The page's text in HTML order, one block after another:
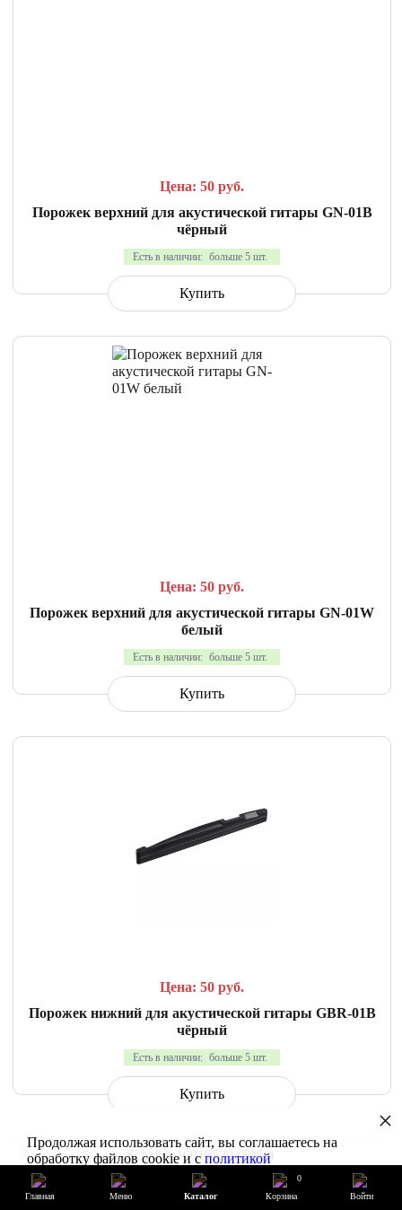
Цена: 50 руб.
Порожек верхний для акустической гитары GN-01B
чёрный
Есть в наличии: больше 5 шт.
Купить
Цена: 50 руб.
Порожек верхний для акустической гитары GN-01W
белый
Есть в наличии: больше 5 шт.
Купить
Цена: 50 руб.
Порожек нижний для акустической гитары GBR-01B
чёрный
Есть в наличии: больше 5 шт.
Купить
Продолжая использовать сайт, вы соглашаетесь на
обработку файлов cookie и с политикой
конфиденциальности
×
Главная Меню Каталог Корзина
0
Войти